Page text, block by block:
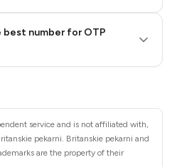
best number for OTP
High To Low
Price High To
service and is not affiliated with,
pekarni. Britanskie pekarni and
are the property of their